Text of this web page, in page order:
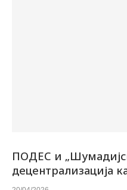
ПОДЕС и
децентрализација